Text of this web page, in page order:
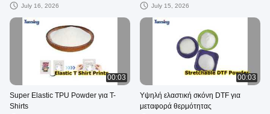
July 16, 2026 July 15, 2026
00:03
Super Elastic TPU Powder για T-
Shirts
00:03
Υψηλή ελαστική σκόνη DTF για
μεταφορά θερμότητας